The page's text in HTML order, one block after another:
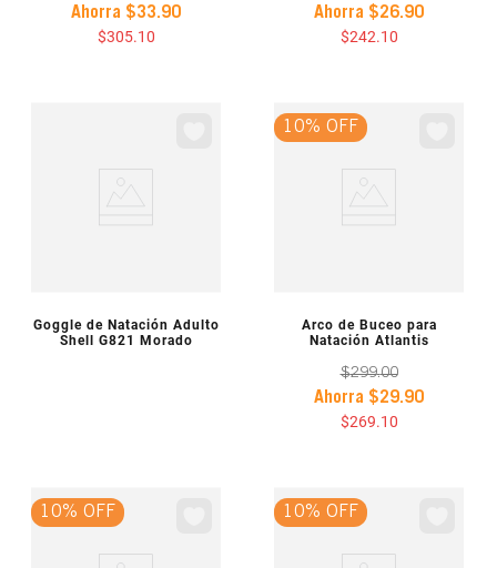
Ahorra $33.90
$305.10
Ahorra $26.90
$242.10
VISTA PREVIA
Goggle de Natación Adulto
Shell G821 Morado
10% OFF
VISTA PREVIA
Arco de Buceo para
Natación Atlantis
$299.00
Ahorra $29.90
$269.10
10% OFF 10% OFF